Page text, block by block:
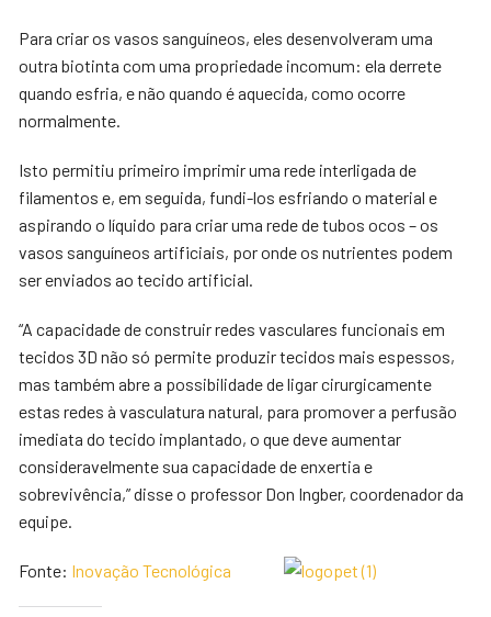
Para criar os vasos sanguíneos, eles desenvolveram uma
outra biotinta com uma propriedade incomum: ela derrete
quando esfria, e não quando é aquecida, como ocorre
normalmente.
Isto permitiu primeiro imprimir uma rede interligada de
filamentos e, em seguida, fundi-los esfriando o material e
aspirando o líquido para criar uma rede de tubos ocos – os
vasos sanguíneos artificiais, por onde os nutrientes podem
ser enviados ao tecido artificial.
“A capacidade de construir redes vasculares funcionais em
tecidos 3D não só permite produzir tecidos mais espessos,
mas também abre a possibilidade de ligar cirurgicamente
estas redes à vasculatura natural, para promover a perfusão
imediata do tecido implantado, o que deve aumentar
consideravelmente sua capacidade de enxertia e
sobrevivência,” disse o professor Don Ingber, coordenador da
equipe.
Fonte: Inovação Tecnológica